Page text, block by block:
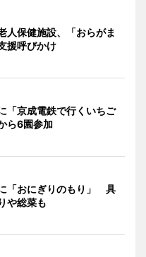
人保健施設、「おらがま
援呼びかけ
「京成電鉄で行くいちご
ら6園参加
「おにぎりのもり」 具
や総菜も